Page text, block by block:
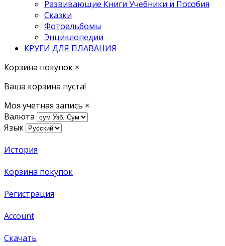
Развивающие Книги Учебники и Пособия
Сказки
Фотоальбомы
Энциклопедии
КРУГИ ДЛЯ ПЛАВАНИЯ
Корзина покупок ×
Ваша корзина пуста!
Моя учетная запись ×
Валюта
Язык
История
Корзина покупок
Регистрация
Account
Скачать